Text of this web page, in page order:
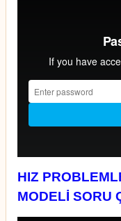
HIZ
MODELİ SORU